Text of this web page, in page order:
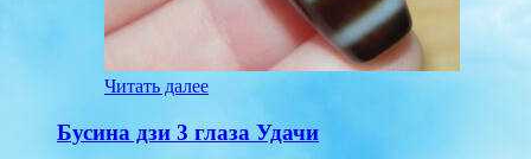
Читать далее
Бусина дзи 3 глаза Удачи